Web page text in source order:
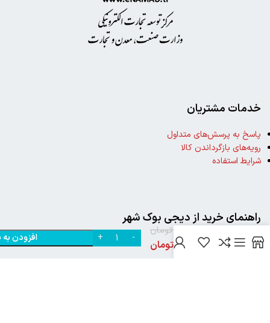
خدمات مشتریان
پاسخ به پرسش‌های متداول
رویه‌های بازگرداندن کالا
شرایط استفاده
راهنمای خرید از دیجی بوک شهر
نحوه ثبت سفارش
سر به
اثر
تومان
138,000تومان
افزودن